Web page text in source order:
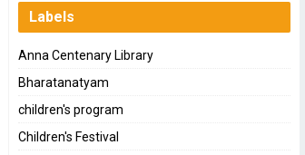
Labels
Anna Centenary Library
Bharatanatyam
children's program
Children's Festival